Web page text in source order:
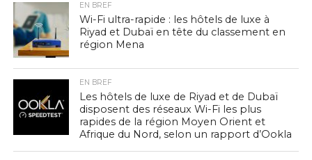
EN BREF
Wi-Fi ultra-rapide : les hôtels de luxe à
Riyad et Dubaï en tête du classement en
région Mena
EN BREF
Les hôtels de luxe de Riyad et de Dubaï
disposent des réseaux Wi-Fi les plus
rapides de la région Moyen Orient et
Afrique du Nord, selon un rapport d’Ookla